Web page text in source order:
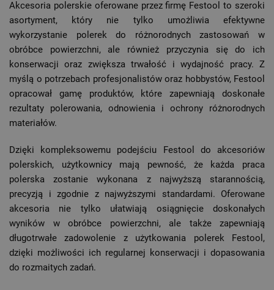
Akcesoria polerskie oferowane przez firmę Festool to szeroki
asortyment, który nie tylko umożliwia efektywne
wykorzystanie polerek do różnorodnych zastosowań w
obróbce powierzchni, ale również przyczynia się do ich
konserwacji oraz zwiększa trwałość i wydajność pracy. Z
myślą o potrzebach profesjonalistów oraz hobbystów, Festool
opracował gamę produktów, które zapewniają doskonałe
rezultaty polerowania, odnowienia i ochrony różnorodnych
materiałów.
Dzięki kompleksowemu podejściu Festool do akcesoriów
polerskich, użytkownicy mają pewność, że każda praca
polerska zostanie wykonana z najwyższą starannością,
precyzją i zgodnie z najwyższymi standardami. Oferowane
akcesoria nie tylko ułatwiają osiągnięcie doskonałych
wyników w obróbce powierzchni, ale także zapewniają
długotrwałe zadowolenie z użytkowania polerek Festool,
dzięki możliwości ich regularnej konserwacji i dopasowania
do rozmaitych zadań.